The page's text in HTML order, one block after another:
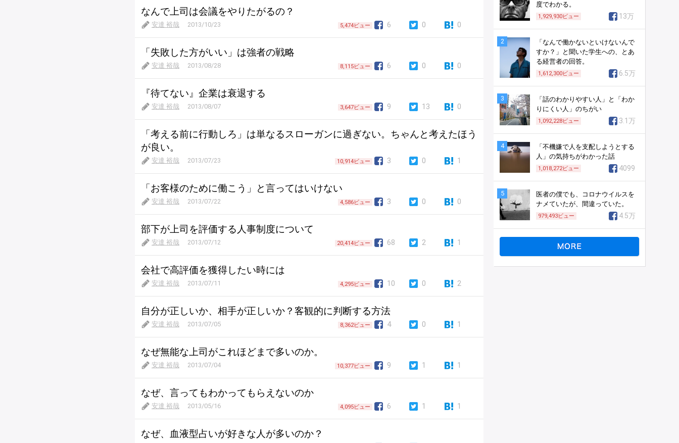
なんで上司は会議をやりたがるの？
安達 裕哉 2013/10/23 5,474ビュー 6 0 0
「失敗した方がいい」は強者の戦略
安達 裕哉 2013/08/28 8,115ビュー 6 0 0
『待てない』企業は衰退する
安達 裕哉 2013/08/07 3,647ビュー 9 13 0
「考える前に行動しろ」は単なるスローガンに過ぎない。ちゃんと考えたほう
が良い。
安達 裕哉 2013/07/23 10,914ビュー 3 0 1
「お客様のために働こう」と言ってはいけない
安達 裕哉 2013/07/22 4,586ビュー 3 0 0
部下が上司を評価する人事制度について
安達 裕哉 2013/07/12 20,414ビュー 68 2 1
会社で高評価を獲得したい時には
安達 裕哉 2013/07/11 4,295ビュー 10 0 2
自分が正しいか、相手が正しいか？客観的に判断する方法
安達 裕哉 2013/07/05 8,362ビュー 4 0 1
なぜ無能な上司がこれほどまで多いのか。
安達 裕哉 2013/07/04 10,377ビュー 9 1 1
なぜ、言ってもわかってもらえないのか
安達 裕哉 2013/05/16 4,095ビュー 6 1 1
なぜ、血液型占いが好きな人が多いのか？
度でわかる。
1,929,930ビュー 13万
2
「なんで働かないといけないんで
すか？」と聞いた学生への、とあ
る経営者の回答。
1,612,300ビュー 6.5万
3
「話のわかりやすい人」と「わか
りにくい人」のちがい
1,092,228ビュー 3.1万
4
「不機嫌で人を支配しようとする
人」の気持ちがわかった話
1,018,272ビュー 4099
5
医者の僕でも、コロナウイルスを
ナメていたが、間違っていた。
979,493ビュー 4.5万